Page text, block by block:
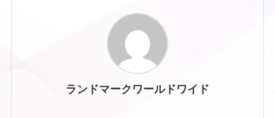
ランドマークワールドワイド